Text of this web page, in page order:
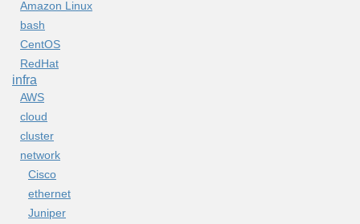
Amazon Linux
bash
CentOS
RedHat
infra
AWS
cloud
cluster
network
Cisco
ethernet
Juniper